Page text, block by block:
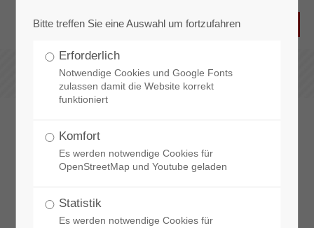
Bitte treffen Sie eine Auswahl um fortzufahren
Erforderlich
Notwendige Cookies und Google Fonts
zulassen damit die Website korrekt
funktioniert
Komfort
Es werden notwendige Cookies für
OpenStreetMap und Youtube geladen
Statistik
Es werden notwendige Cookies für